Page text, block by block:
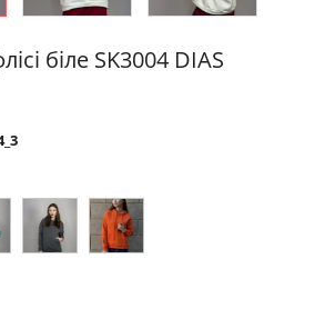
біле SK3004 DIAS